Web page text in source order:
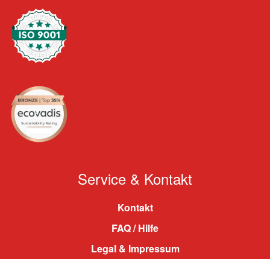
Service & Kontakt
Kontakt
FAQ / Hilfe
Legal & Impressum